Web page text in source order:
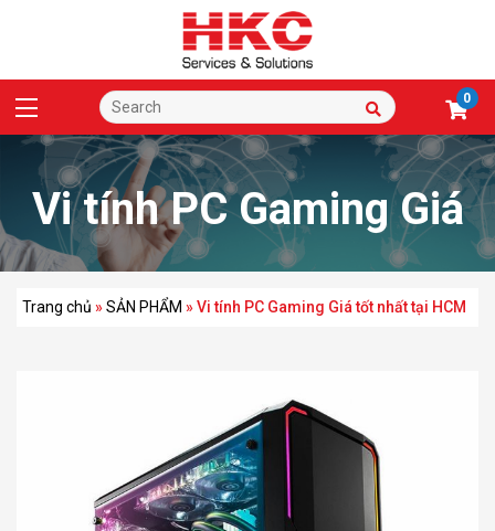
0
Vi tính PC Gaming Giá
tốt nhất tại HCM
Trang chủ »SẢN PHẨM »Vi tính PC Gaming Giá tốt nhất tại HCM